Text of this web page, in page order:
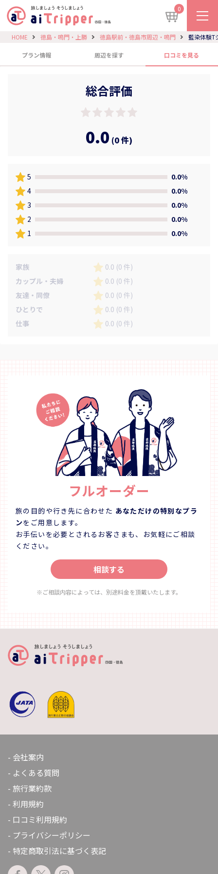
0
HOME 徳島・鳴門・上勝 徳島駅前・徳島市周辺・鳴門 藍染体験T
プラン情報 周辺を探す 口コミを見る
総合評価
0.0 (0 件)
5
0.0%
4
0.0%
3
0.0%
2
0.0%
1
0.0%
家族
0.0 (0 件)
カップル・夫婦
0.0 (0 件)
友達・同僚
0.0 (0 件)
ひとりで
0.0 (0 件)
仕事
0.0 (0 件)
フルオーダー
旅の目的や行き先に合わせた あなただけの特別なプラ
ンをご用意します。
お手伝いを必要とされるお客さまも、お気軽にご相談
ください。
相談する
※ご相談内容によっては、別途料金を頂戴いたします。
会社案内
よくある質問
旅行業約款
利用規約
口コミ利用規約
プライバシーポリシー
特定商取引法に基づく表記